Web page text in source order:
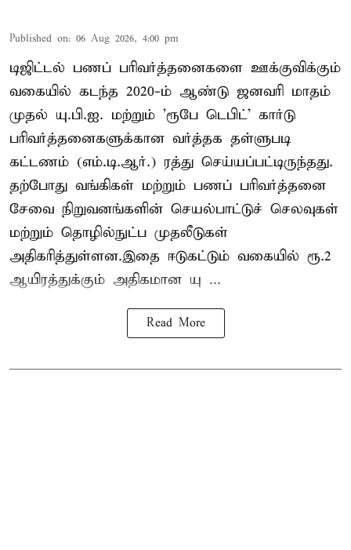
Published on: 06 Aug 2026, 4:00 pm
டிஜிட்டல் பணப் பரிவர்த்தனைகளை ஊக்குவிக்கும்
வகையில் கடந்த 2020-ம் ஆண்டு ஜனவரி மாதம்
முதல் யு.பி.ஐ. மற்றும் 'ரூபே டெபிட்' கார்டு
பரிவர்த்தனைகளுக்கான வர்த்தக தள்ளுபடி
கட்டணம் (எம்.டி.ஆர்.) ரத்து செய்யப்பட்டிருந்தது.
தற்போது வங்கிகள் மற்றும் பணப் பரிவர்த்தனை
சேவை நிறுவனங்களின் செயல்பாட்டுச் செலவுகள்
மற்றும் தொழில்நுட்ப முதலீடுகள்
அதிகரித்துள்ளன.இதை ஈடுகட்டும் வகையில் ரூ.2
ஆயிரத்துக்கும் அதிகமான யு ...
Read More